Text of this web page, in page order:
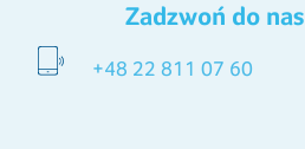
Zadzwoń do nas
+48 22 811 07 60